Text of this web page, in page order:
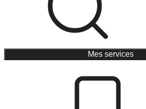
Mes services